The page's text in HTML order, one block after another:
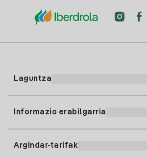
Laguntza
Informazio erabilgarria
Argindar-tarifak